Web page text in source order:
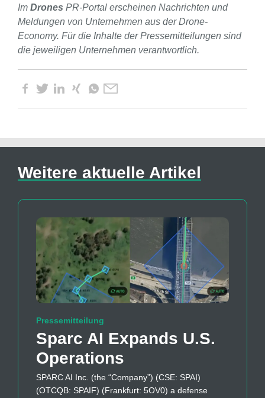
Im Drones PR-Portal erscheinen Nachrichten und
Meldungen von Unternehmen aus der Drone-
Economy. Für die Inhalte der Pressemitteilungen sind
die jeweiligen Unternehmen verantwortlich.
Weitere aktuelle Artikel
Pressemitteilung
Sparc AI Expands U.S.
Operations
SPARC AI Inc. (the “Company”) (CSE: SPAI)
(OTCQB: SPAIF) (Frankfurt: 5OV0) a defense